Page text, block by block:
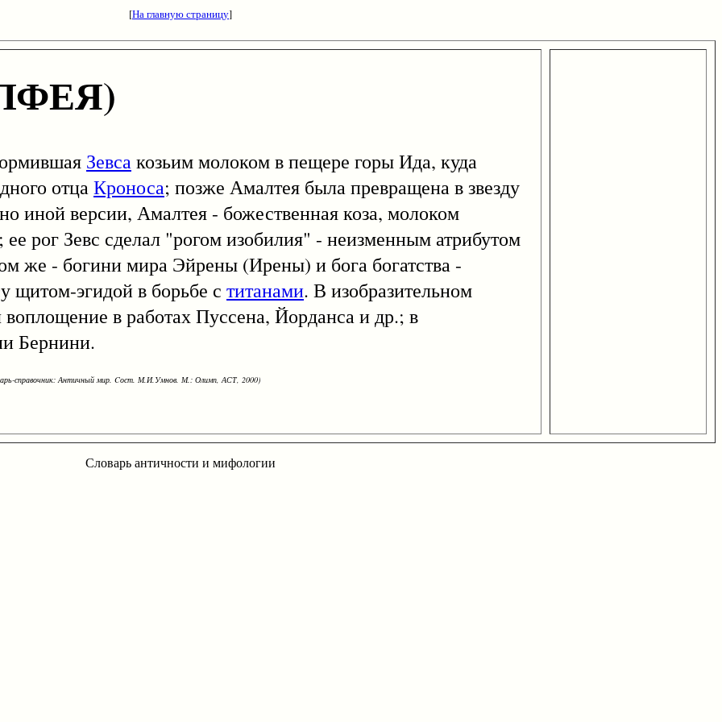
[На главную страницу]
Зевсакозьим молоком в пещере горы Ида, куда
отцаКроноса; позже Амалтея была превращена в звезду
иной версии, Амалтея - божественная коза, молоком
рог Зевс сделал "рогом изобилия" - неизменным атрибутом
же - богини мира Эйрены (Ирены) и бога богатства -
щитом-эгидой в борьбе с титанами. В изобразительном
в работах Пуссена, Йорданса и др.; в
Бернини.
справочник: Античный мир. Cост. М.И.Умнов. М.: Олимп, АСТ, 2000)
Словарь античности и мифологии